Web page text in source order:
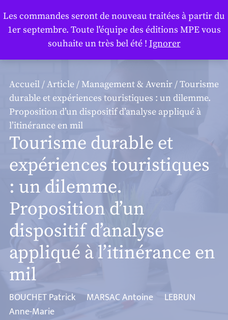
Accueil/Article/ Management & Avenir/ Tourisme
durable et expériences touristiques : un dilemme.
Proposition d’un dispositif d’analyse appliqué à
l’itinérance en mil
Tourisme durable et
expériences touristiques
: un dilemme.
Proposition d’un
dispositif d’analyse
appliqué à l’itinérance en
mil
BOUCHET Patrick MARSAC Antoine
LEBRUN
Anne-Marie
Les commandes seront de nouveau traitées à partir du
1er septembre. Toute l'équipe des éditions MPE vous
souhaite un très bel été ! Ignorer